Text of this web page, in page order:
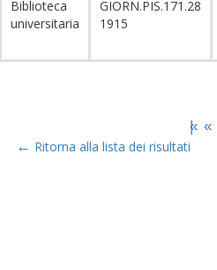
Biblioteca
universitaria
GIORN.PIS.171.28
1915
|« «
← Ritorna alla lista dei risultati